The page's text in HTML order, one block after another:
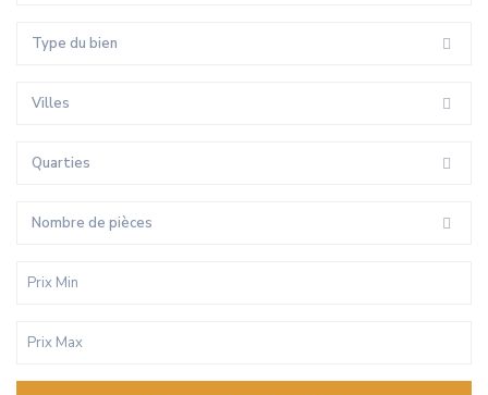
Type du bien
Villes
Quarties
Nombre de pièces